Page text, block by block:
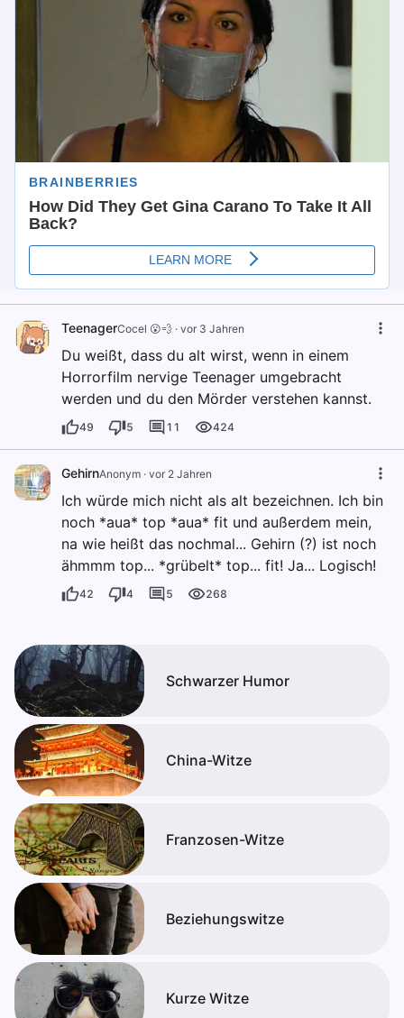
TeenagerCocel 😮💨 · vor 3 Jahren
Du weißt, dass du alt wirst, wenn in einem
Horrorfilm nervige Teenager umgebracht
werden und du den Mörder verstehen kannst.
49 5 11 424
GehirnAnonym · vor 2 Jahren
Ich würde mich nicht als alt bezeichnen. Ich bin
noch *aua* top *aua* fit und außerdem mein,
na wie heißt das nochmal... Gehirn (?) ist noch
ähmmm top... *grübelt* top... fit! Ja... Logisch!
42 4 5 268
Schwarzer Humor
China-Witze
Franzosen-Witze
Beziehungswitze
Kurze Witze